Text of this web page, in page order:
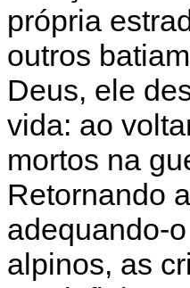
própria
outros
Deus, ele
vida: ao
mortos na
Retornando
adequando-
alpinos, as